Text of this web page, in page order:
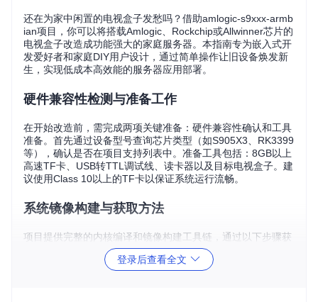
还在为家中闲置的电视盒子发愁吗？借助amlogic-s9xxx-armb
ian项目，你可以将搭载Amlogic、Rockchip或Allwinner芯片的
电视盒子改造成功能强大的家庭服务器。本指南专为嵌入式开
发爱好者和家庭DIY用户设计，通过简单操作让旧设备焕发新
生，实现低成本高效能的服务器应用部署。
硬件兼容性检测与准备工作
在开始改造前，需完成两项关键准备：硬件兼容性确认和工具
准备。首先通过设备型号查询芯片类型（如S905X3、RK3399
等），确认是否在项目支持列表中。准备工具包括：8GB以上
高速TF卡、USB转TTL调试线、读卡器以及目标电视盒子。建
议使用Class 10以上的TF卡以保证系统运行流畅。
系统镜像构建与获取方法
项目提供完整的内核编译和镜像构建工具链，通过以下步骤获
取并构建适合你设备的系统镜像：
登录后查看全文